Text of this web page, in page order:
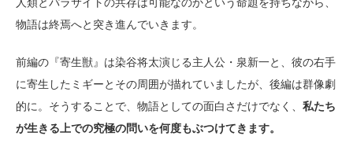
人類とパラサイトの共存は可能なのかという命題を持ちながら、
物語は終焉へと突き進んでいきます。
前編の『寄生獣』は染谷将太演じる主人公・泉新一と、彼の右手
に寄生したミギーとその周囲が描れていましたが、後編は群像劇
的に。そうすることで、物語としての面白さだけでなく、 私たち
が生きる上での究極の問いを何度もぶつけてきます。